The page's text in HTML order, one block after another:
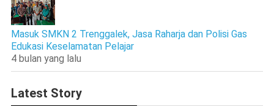
Masuk SMKN 2 Trenggalek, Jasa Raharja dan Polisi Gas
Edukasi Keselamatan Pelajar
4 bulan yang lalu
Latest Story